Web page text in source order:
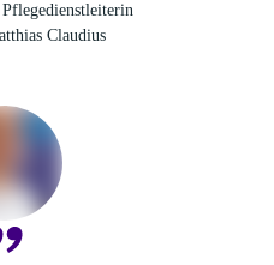
Claudius